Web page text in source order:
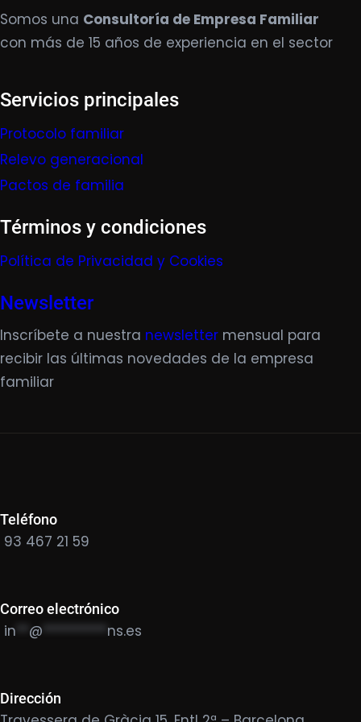
Somos una Consultoría de Empresa Familiar
con más de 15 años de experiencia en el sector
Servicios principales
Protocolo familiar
Relevo generacional
Pactos de familia
Términos y condiciones
Política de Privacidad y Cookies
Newsletter
Inscríbete a nuestra newsletter mensual para
recibir las últimas novedades de la empresa
familiar
Teléfono
93 467 21 59
Correo electrónico
in @ ********** ns.es
Dirección